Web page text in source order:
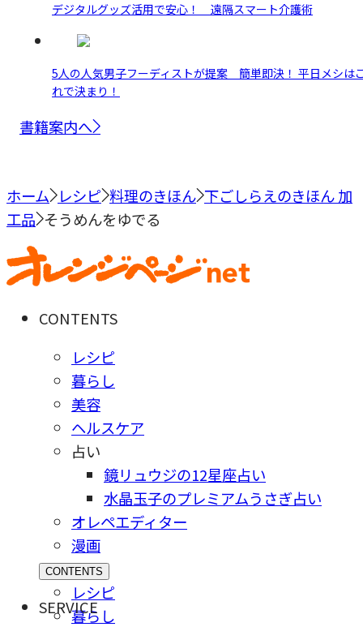
デジタルグッズ活用で安心！ 遠隔スマート介護術
5人の人気男子フーディストが提案 簡単即決！ 平日メシは
れで決まり！
書籍案内へ
ホーム レシピ 料理のきほん 下ごしらえのきほん 加
工品 そうめんをゆでる
CONTENTS
レシピ
暮らし
美容
ヘルスケア
占い
鏡リュウジの12星座占い
水晶玉子のプレミアムうさぎ占い
オレペエディター
漫画
CONTENTS
レシピ
暮らし
SERVICE